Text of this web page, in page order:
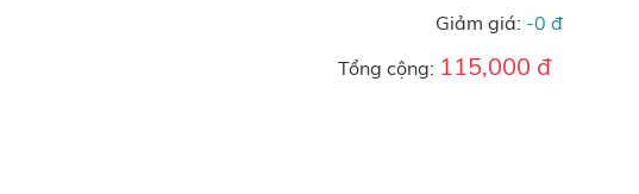
Giảm giá: -0 đ
Tổng cộng: 115,000 đ